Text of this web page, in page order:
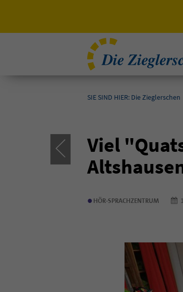
SIE SIND HIER: Die Zieglerschen
Viel
• HÖR-SPRACHZENTRUM